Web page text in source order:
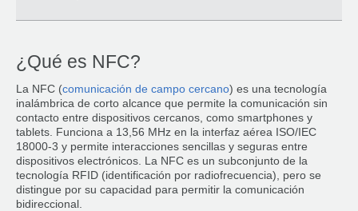
¿Qué es NFC?
La NFC (comunicación de campo cercano) es una tecnología
inalámbrica de corto alcance que permite la comunicación sin
contacto entre dispositivos cercanos, como smartphones y
tablets. Funciona a 13,56 MHz en la interfaz aérea ISO/IEC
18000-3 y permite interacciones sencillas y seguras entre
dispositivos electrónicos. La NFC es un subconjunto de la
tecnología RFID (identificación por radiofrecuencia), pero se
distingue por su capacidad para permitir la comunicación
bidireccional.